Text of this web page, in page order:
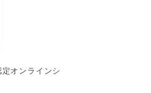
オンラインシ